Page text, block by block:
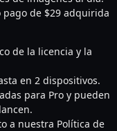
pago de $29 adquirida
de la licencia y la
en 2 dispositivos.
para Pro y pueden
a nuestra Política de